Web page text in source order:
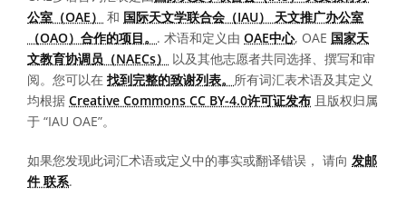
公室（OAE）
和 国际天文学联合会（IAU） 天文推广办公室
（OAO）合作的项目。 . 术语和定义由 OAE中心, OAE 国家天
文教育协调员（NAECs）
以及其他志愿者共同选择、撰写和审
阅。您可以在 找到完整的致谢列表。 所有词汇表术语及其定义
均根据 Creative Commons CC BY-4.0许可证发布 且版权归属
于 “IAU OAE”。
如果您发现此词汇术语或定义中的事实或翻译错误， 请向 发邮
件 联系.